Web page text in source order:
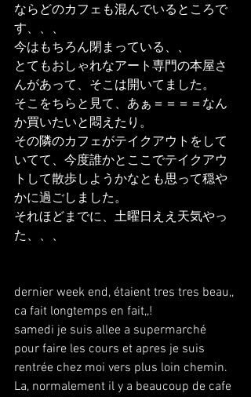
ならどのカフェも混んでいるところで
す、、、
今はもちろん閉まっている、、
とてもおしゃれなアート専門の本屋さ
んがあって、そこは開いてました。
そこをちらと見て、あぁ＝＝＝＝なん
か買いたいと悶えたり。
その隣のカフェがテイクアウトをして
いてて、今度誰かとここでテイクアウ
トして散歩しようかなとも思って穏や
かに過ごしました。
それほどまでに、土曜日ええ天気やっ
た、、、
dernier week end, étaient tres tres beau,,
ca fait longtemps en fait,,!
samedi je suis allee a supermarché
pour faire les cours et apres je suis
rentrée chez moi vers plus loin chemin.
La, normalement il y a beaucoup de cafe